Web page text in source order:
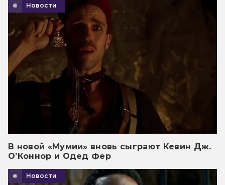
Новости
В новой «Мумии» вновь сыграют Кевин Дж.
О’Коннор и Одед Фер
Новости